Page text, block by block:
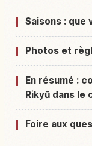
Saisons : que
Photos et
En résumé :
Rikyū dans le
Foire aux